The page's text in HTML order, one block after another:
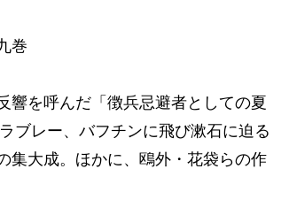
巻
響を呼んだ「徴兵忌避者としての夏
ブレー、バフチンに飛び漱石に迫る
集大成。ほかに、鴎外・花袋らの作